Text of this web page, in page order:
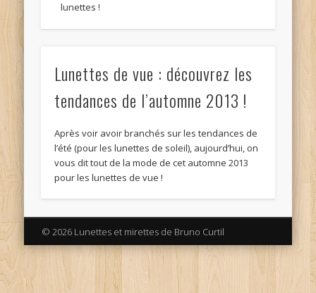
lunettes !
Lunettes de vue : découvrez les
tendances de l’automne 2013 !
Après voir avoir branchés sur les tendances de
l’été (pour les lunettes de soleil), aujourd’hui, on
vous dit tout de la mode de cet automne 2013
pour les lunettes de vue !
© 2026 Lunettes et mirettes de Bruno Curtil